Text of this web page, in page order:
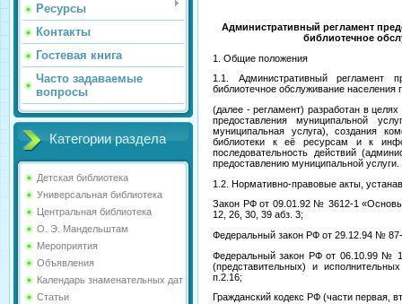
Ресурсы
Контакты
Гостевая книга
Часто задаваемые
вопросы
Категории раздела
Детская библиотека
Универсальная библиотека
Центральная библиотека
О. Э. Мандельштам
Мероприятия
Объявления
Календарь знаменательных дат
Статьи
Административный регламент
библиотечное
1. Общие положения
1.1. Административный регламент
библиотечное обслуживание населения
(далее - регламент) разработан в
предоставления муниципальной
муниципальная услуга), создания
библиотеки к её ресурсам и к
последовательность действий
предоставлению муниципальной услуги.
1.2. Нормативно-правовые акты,
Закон РФ от 09.01.92 № 3612-1 «Основы
12, 26, 30, 39 абз. 3;
Федеральный закон РФ от 29.12.94 №
Федеральный закон РФ от 06.10.99 №
(представительных) и
п.2.16;
Гражданский кодекс РФ (части первая,